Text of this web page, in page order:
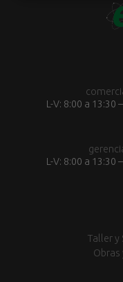
L-V: 8:00 a 13:30
L-V: 8:00 a 13:30
Taller y
Obras